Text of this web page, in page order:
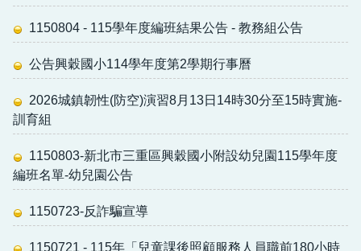
1150804 - 115學年度編班結果公告 - 教務組公告
公告興穀國小114學年度第2學期行事曆
2026城鎮韌性(防空)演習8月13日14時30分至15時實施-
訓育組
1150803-新北市三重區興穀國小附設幼兒園115學年度
編班名單-幼兒園公告
1150723-反詐騙宣導
1150721 - 115年「兒童課後照顧服務人員職前180小時